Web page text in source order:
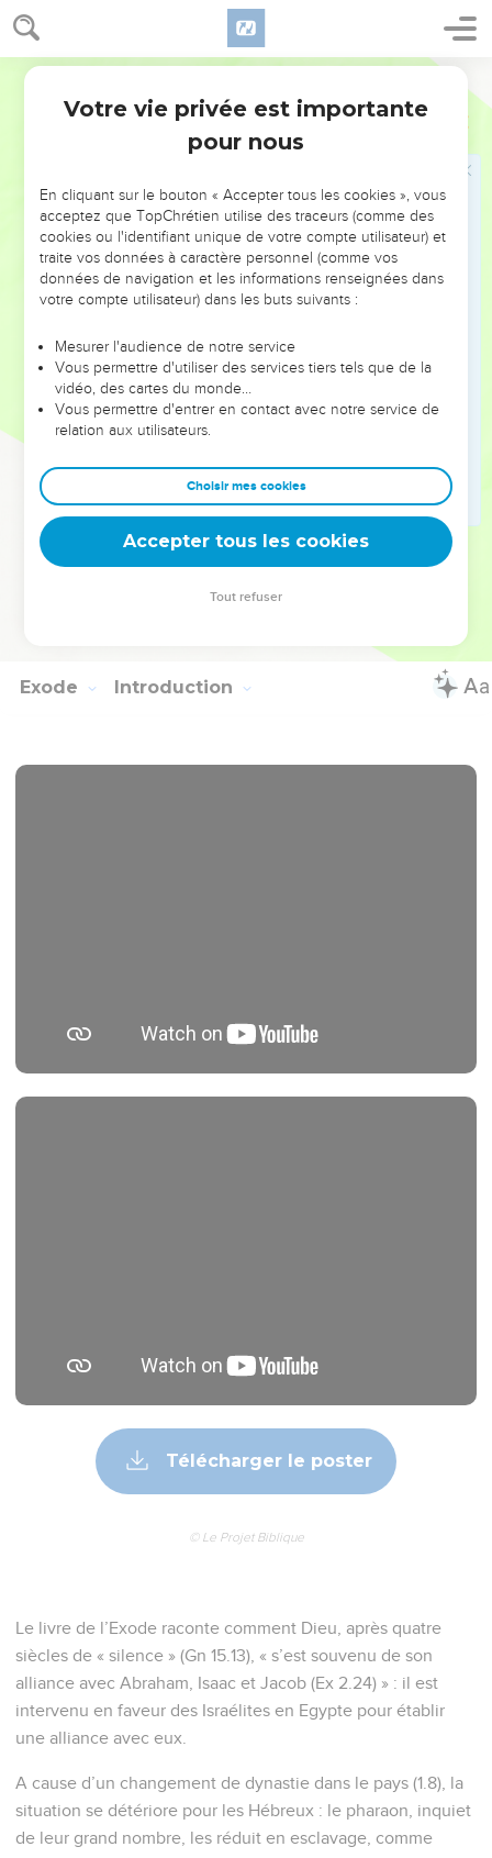
Genèse 50
« Nous sommes tes serviteurs. »
19 Joseph leur dit : « N’ayez pas peur ! Suis-je en effet à la
place de Dieu ?
Vous aviez projeté de me faire du mal, Dieu l'a changé en
bien pour accomplir ce qui arrive aujourd'hui, pour sauver la
vie à un peuple nombreux.
Désormais, n’ayez donc plus peur : je pourvoirai à vos
besoins et à ceux de vos enfants. » C’est ainsi qu’il les
réconforta en parlant à leur cœur.
Joseph habita en Egypte, ainsi que la famille de son père.
Il vécut 110 ans.
génération et il tint même les fils de Makir, le fils de
Manassé, sur ses genoux à leur naissance.
Joseph dit à ses frères : « Je vais mourir, mais Dieu
interviendra pour vous et vous fera remonter de ce pays-ci
jusque dans le pays qu'il a juré de donner à Abraham, à Isaac
et à Jacob. »
Joseph fit jurer les fils d'Israël en disant : « Quand Dieu
interviendra pour vous, vous ferez remonter mes ossements
Exode Introduction
Télécharger le poster
© Le Projet Biblique
Le livre de l’Exode raconte comment Dieu, après quatre
siècles de « silence » (Gn 15.13), « s’est souvenu de son
alliance avec Abraham, Isaac et Jacob (Ex 2.24) » : il est
intervenu en faveur des Israélites en Egypte pour établir
une alliance avec eux.
A cause d’un changement de dynastie dans le pays (1.8), la
situation se détériore pour les Hébreux : le pharaon, inquiet
de leur grand nombre, les réduit en esclavage, comme
Votre vie privée est importante
pour nous
En cliquant sur le bouton « Accepter tous les cookies », vous
acceptez que TopChrétien utilise des traceurs (comme des
cookies ou l'identifiant unique de votre compte utilisateur) et
traite vos données à caractère personnel (comme vos
données de navigation et les informations renseignées dans
votre compte utilisateur) dans les buts suivants :
Mesurer l'audience de notre service
Vous permettre d'utiliser des services tiers tels que de la
vidéo, des cartes du monde…
Vous permettre d'entrer en contact avec notre service de
relation aux utilisateurs.
Choisir mes cookies
Accepter tous les cookies
Tout refuser